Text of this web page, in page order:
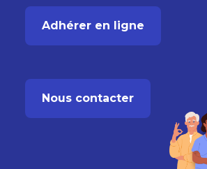
Adhérer en ligne
Nous contacter